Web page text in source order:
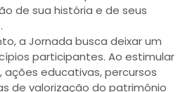
de sua história e de seus
a Jornada busca deixar um
participantes. Ao estimular
educativas, percursos
de valorização do patrimônio